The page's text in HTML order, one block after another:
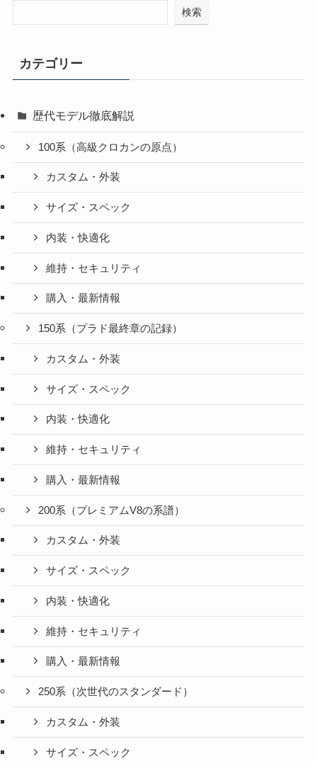
検索
カテゴリー
歴代モデル徹底解説
100系（高級クロカンの原点）
カスタム・外装
サイズ・スペック
内装・快適化
維持・セキュリティ
購入・最新情報
150系（プラド最終章の記録）
カスタム・外装
サイズ・スペック
内装・快適化
維持・セキュリティ
購入・最新情報
200系（プレミアムV8の系譜）
カスタム・外装
サイズ・スペック
内装・快適化
維持・セキュリティ
購入・最新情報
250系（次世代のスタンダード）
カスタム・外装
サイズ・スペック